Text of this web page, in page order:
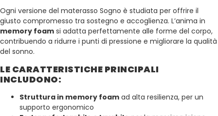
Ogni versione del materasso Sogno è studiata per offrire il
giusto compromesso tra sostegno e accoglienza. L’anima in
memory foam si adatta perfettamente alle forme del corpo,
contribuendo a ridurre i punti di pressione e migliorare la qualità
del sonno.
LE CARATTERISTICHE PRINCIPALI
INCLUDONO:
Struttura in memory foam ad alta resilienza, per un
supporto ergonomico